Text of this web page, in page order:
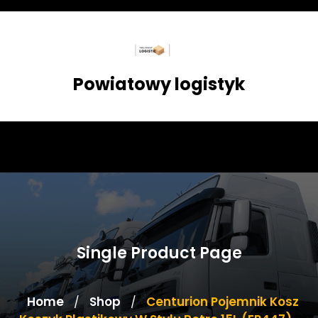
Skip
Powiatowy logistyk
Single Product Page
Home / Shop / Centurion Pojemnik Kosz